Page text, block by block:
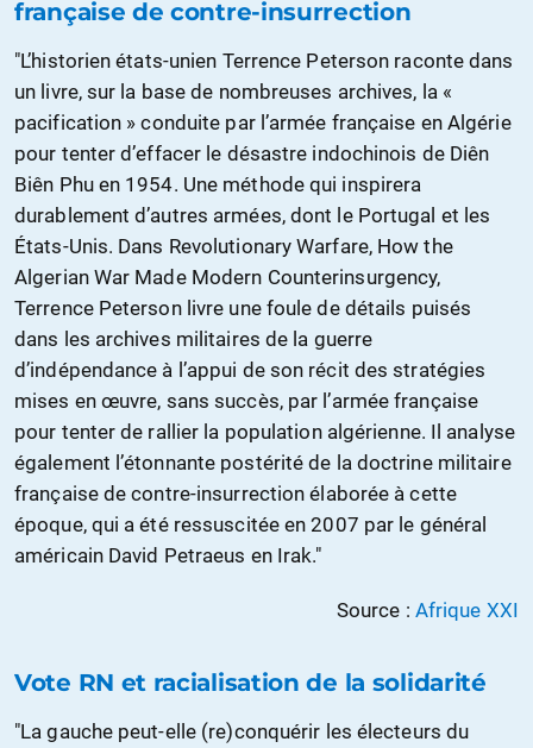
française de contre-insurrection
"L’historien états-unien Terrence Peterson raconte dans
un livre, sur la base de nombreuses archives, la «
pacification » conduite par l’armée française en Algérie
pour tenter d’effacer le désastre indochinois de Diên
Biên Phu en 1954. Une méthode qui inspirera
durablement d’autres armées, dont le Portugal et les
États-Unis. Dans Revolutionary Warfare, How the
Algerian War Made Modern Counterinsurgency,
Terrence Peterson livre une foule de détails puisés
dans les archives militaires de la guerre
d’indépendance à l’appui de son récit des stratégies
mises en œuvre, sans succès, par l’armée française
pour tenter de rallier la population algérienne. Il analyse
également l’étonnante postérité de la doctrine militaire
française de contre-insurrection élaborée à cette
époque, qui a été ressuscitée en 2007 par le général
américain David Petraeus en Irak."
Source : Afrique XXI
Vote RN et racialisation de la solidarité
"La gauche peut-elle (re)conquérir les électeurs du